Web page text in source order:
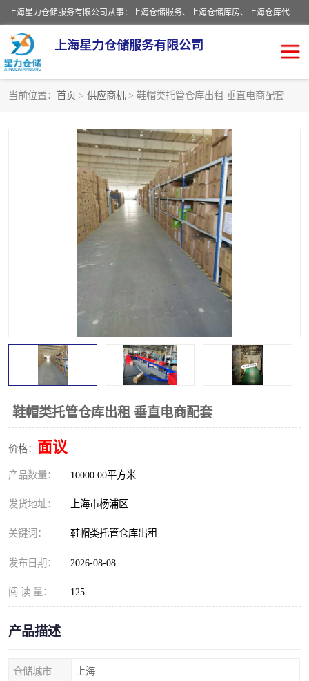
上海星力仓储服务有限公司从事：上海仓储服务、上海仓储库房、上海仓库代运营、上海仓库对外出租、上海仓库外包、上海三方仓储、上海电商仓储代发、上海电商代发货仓库、上海托管仓库、上海仓储配送。上海星力仓储服务有限公司现在拥有100个分仓、10万余平方的标准库房，精炼员工几百名，与几千家客户合作，公司已跻身上海仓储行业前列。欢迎来电咨询！
上海星力仓储服务有限公司
当前位置： 首页 > 供应商机 > 鞋帽类托管仓库出租 垂直电商配套
鞋帽类托管仓库出租 垂直电商配套
价格： 面议
产品数量： 10000.00平方米
发货地址： 上海市杨浦区
关键词： 鞋帽类托管仓库出租
发布日期： 2026-08-08
阅 读 量： 125
产品描述
仓储城市 上海
上海仓储配送 上海仓库外包
上海仓库代运营 上海托管仓库
上海第三方仓储 上海仓储服务
上海电商代发货仓库